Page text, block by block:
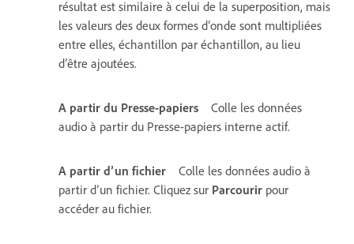
résultat est similaire à celui de la superposition, mais
les valeurs des deux formes d’onde sont multipliées
entre elles, échantillon par échantillon, au lieu
d’être ajoutées.
A partir du Presse-papiers
Colle les données
audio à partir du Presse-papiers interne actif.
A partir d’un fichier
Colle les données audio à
partir d’un fichier. Cliquez sur Parcourir pour
accéder au fichier.